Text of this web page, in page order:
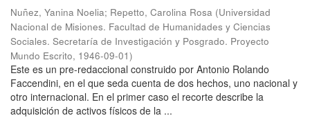
Nuñez, Yanina Noelia; Repetto, Carolina Rosa (Universidad
Nacional de Misiones. Facultad de Humanidades y Ciencias
Sociales. Secretaría de Investigación y Posgrado. Proyecto
Mundo Escrito, 1946-09-01)
Este es un pre-redaccional construido por Antonio Rolando
Faccendini, en el que seda cuenta de dos hechos, uno nacional y
otro internacional. En el primer caso el recorte describe la
adquisición de activos físicos de la ...